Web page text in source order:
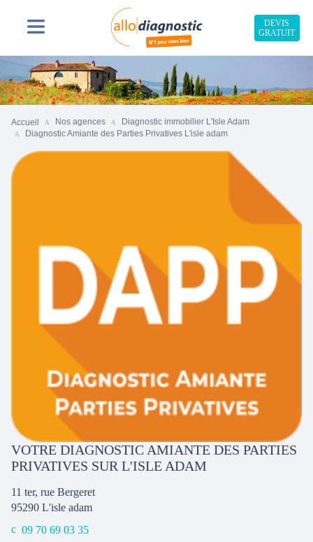
DEVIS
GRATUIT
Accueil Nos agences
Diagnostic immobilier L'Isle Adam
Diagnostic Amiante des Parties Privatives L'isle adam
VOTRE DIAGNOSTIC AMIANTE DES PARTIES
PRIVATIVES SUR L'ISLE ADAM
11 ter, rue Bergeret
95290 L'isle adam
09 70 69 03 35